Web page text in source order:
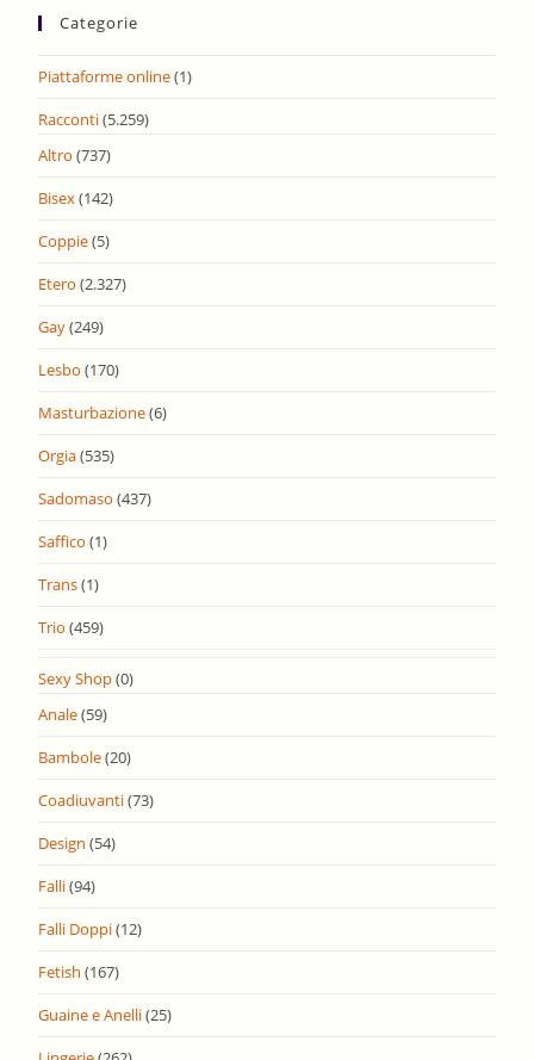
Categorie
Piattaforme online(1)
Racconti(5.259)
Altro (737)
Bisex(142)
Coppie(5)
Etero (2.327)
Gay(249)
Lesbo (170)
Masturbazione(6)
Orgia(535)
Sadomaso (437)
Saffico (1)
Trans(1)
Trio (459)
Sexy Shop(0)
Anale(59)
Bambole(20)
Coadiuvanti(73)
Design (54)
Falli(94)
Falli Doppi(12)
Fetish (167)
Guaine e Anelli(25)